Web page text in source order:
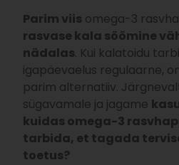
Parim viis omega-3
rasvase kala söömine
nädalas. Kui kalatoidu
igapäevaelus regulaarne,
parim alternatiiv.
sügavamale ja jagame
kuidas omega-3
tarbida, et tagada
toetus?